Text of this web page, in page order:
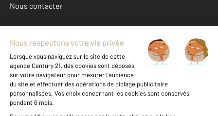
Nous contacter
Mentions légales & CGU et Barèmes d'honoraires
Données personnelles
Gestionnaire des cookies